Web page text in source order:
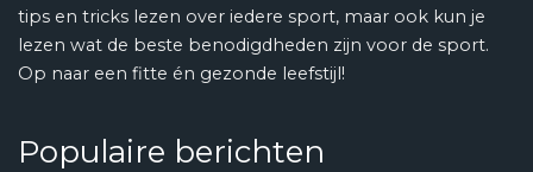
tips en tricks lezen over iedere sport, maar ook kun je
lezen wat de beste benodigdheden zijn voor de sport.
Op naar een fitte én gezonde leefstijl!
Populaire berichten